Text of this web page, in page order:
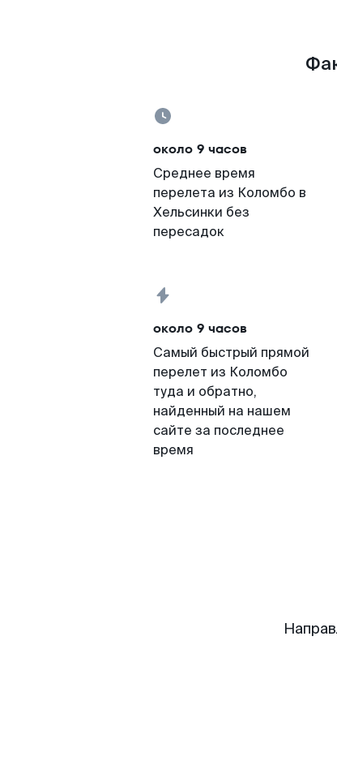
около 9 часов
Среднее время
перелета из Коломбо в
Хельсинки без
пересадок
около 9 часов
Самый быстрый прямой
перелет из Коломбо
туда и обратно,
найденный на нашем
сайте за последнее
время